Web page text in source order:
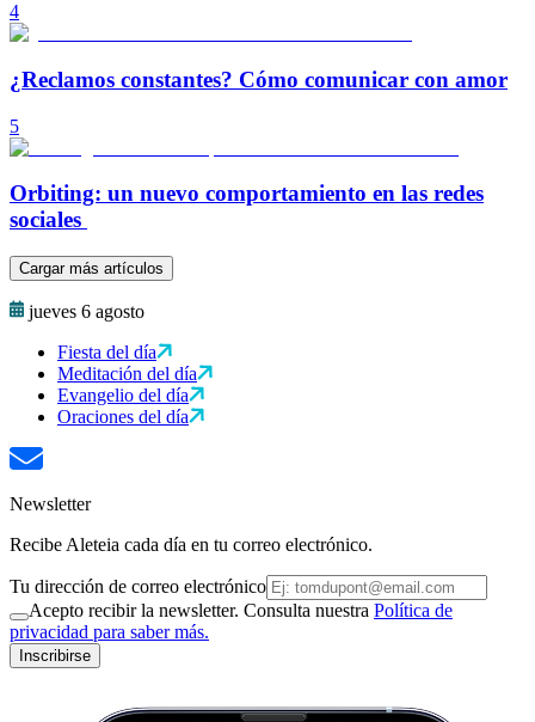
4
¿Reclamos constantes? Cómo comunicar con amor
5
Orbiting: un nuevo comportamiento en las redes
sociales
Cargar más artículos
jueves 6 agosto
Fiesta del día
Meditación del día
Evangelio del día
Oraciones del día
Newsletter
Recibe Aleteia cada día en tu correo electrónico.
Tu dirección de correo electrónico
Acepto recibir la newsletter. Consulta nuestra Política de
privacidad para saber más.
Inscribirse